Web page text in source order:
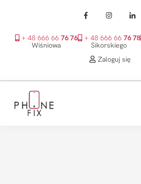
+ 48 666 66 76 76
Wiśniowa
+ 48 666 66 76 78
Sikorskiego
Zaloguj się
głównego